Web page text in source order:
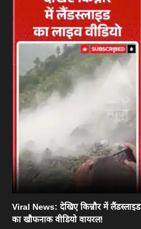
Viral News: देखिए किन्नौर में लैंडस्लाइड
का खौफनाक वीडियो वायरल!